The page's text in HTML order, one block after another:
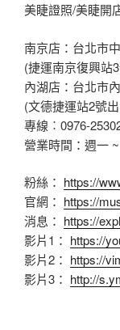
美睫證照/美睫開
南京店：台北市
(捷運南京復興站
內湖店：台北市
(文德捷運站2號
專線︰0976-
營業時間：週一
粉絲： https://
官網： https://
消息： https://
影片1： https://
影片2： https://
影片3： http://